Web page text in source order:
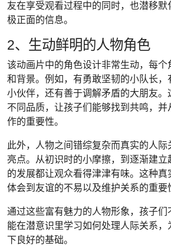
友在享受观看过程中的同时，也潜移默
极正面的信息。
2、生动鲜明的人物角色
该动画片中的角色设计非常生动，每个
和背景。例如，有勇敢坚韧的小队长，
小伙伴，还有善于调解矛盾的大朋友。
不同品质，让孩子们能够找到共鸣，
作的重要性。
此外，人物之间错综复杂而真实的人
亮点。从初识时的小摩擦，到逐渐建立
的发展都让观众看得津津有味。这种
体会到友谊的不易以及维护关系的重要
通过这些富有魅力的人物形象，孩子们
能在潜意识里学习如何处理人际关系
下良好的基础。